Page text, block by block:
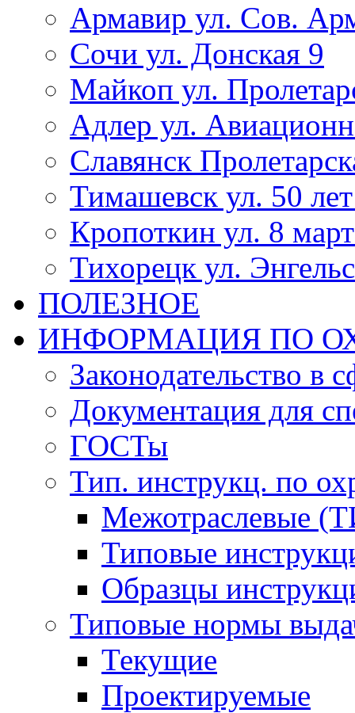
Армавир ул. Сов.
Сочи ул. Донская 9
Майкоп ул.
Адлер ул.
Славянск
Тимашевск ул. 50
Кропоткин ул. 8
Тихорецк ул.
ПОЛЕЗНОЕ
ИНФОРМАЦИЯ ПО
Законодательство в
Документация для
ГОСТы
Тип. инструкц. по
Межотраслевые
Типовые
Образцы
Типовые нормы
Текущие
Проектируемые